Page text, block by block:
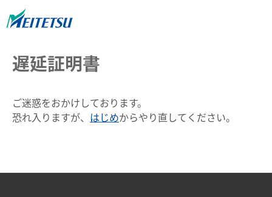
遅延証明書
ご迷惑をおかけしております。
恐れ入りますが、 はじめからやり直してください。